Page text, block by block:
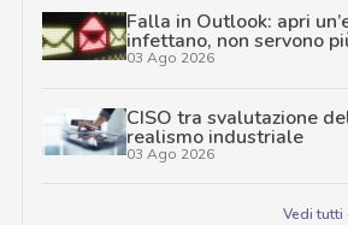
Falla in Outlook: apri
infettano, non servono
03 Ago 2026
CISO tra svalutazione
realismo industriale
03 Ago 2026
Vedi